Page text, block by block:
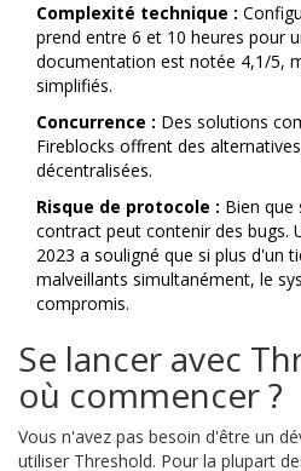
Complexité technique :
prend entre 6 et 10 heures pour
documentation est notée 4,1/5,
simplifiés.
Concurrence : Des solutions
Fireblocks offrent des
décentralisées.
Risque de protocole : Bien
contract peut contenir des bugs.
2023 a souligné que si plus d'un
malveillants simultanément, le
compromis.
Se lancer avec
où commencer ?
Vous n'avez pas besoin d'être un
utiliser Threshold. Pour la plupart